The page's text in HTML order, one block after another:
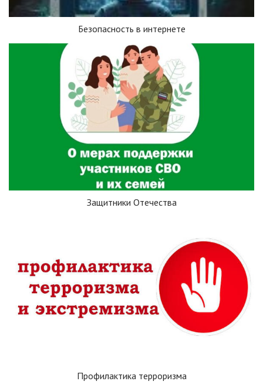
Безопасность в интернете
Защитники Отечества
Профилактика терроризма